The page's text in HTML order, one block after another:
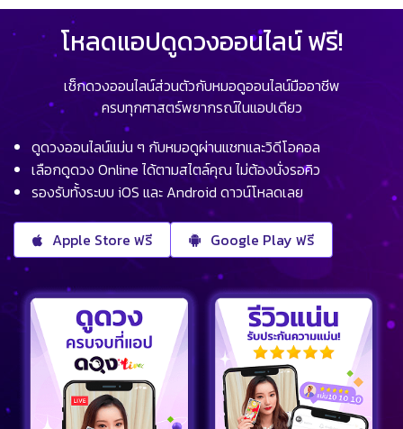
โหลดแอปดูดวงออนไลน์ ฟรี!
เช็กดวงออนไลน์ส่วนตัวกับหมอดูออนไลน์มืออาชีพ
ครบทุกศาสตร์พยากรณ์ในแอปเดียว
ดูดวงออนไลน์แม่น ๆ กับหมอดูผ่านแชทและวิดีโอคอล
เลือกดูดวง Online ได้ตามสไตล์คุณ ไม่ต้องนั่งรอคิว
รองรับทั้งระบบ iOS และ Android ดาวน์โหลดเลย
Apple Store ฟรี Google Play ฟรี